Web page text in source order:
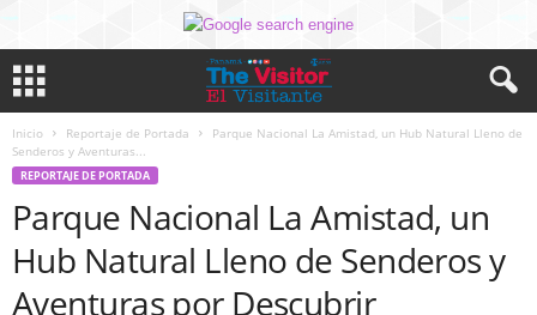
Inicio Reportaje de Portada
Parque Nacional La Amistad, un Hub Natural Lleno de
Senderos y Aventuras...
REPORTAJE DE PORTADA
Parque Nacional La Amistad, un
Hub Natural Lleno de Senderos y
Aventuras por Descubrir